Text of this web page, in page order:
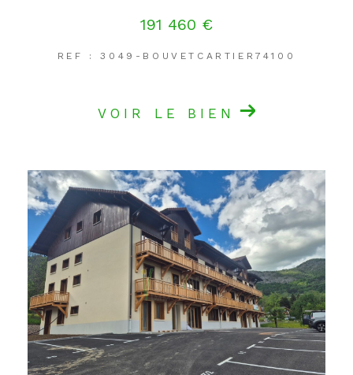
191 460 €
REF : 3049-BOUVETCARTIER74100
VOIR LE BIEN